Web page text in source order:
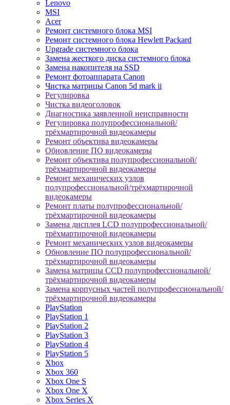
Lenovo
MSI
Acer
Ремонт системного блока MSI
Ремонт системного блока Hewlett Packard
Upgrade системного блока
Замена жесткого диска системного блока
Замена накопителя на SSD
Ремонт фотоаппарата Canon
Чистка матрицы Canon 5d mark ii
Регулировка
Чистка видеоголовок
Диагностика заявленной неисправности
Регулировка полупрофессиональной/
трёхмартирочной видеокамеры
Ремонт объектива видеокамеры
Обновление ПО видеокамеры
Ремонт объектива полупрофессиональной/
трёхмартирочной видеокамеры
Ремонт механических узлов
полупрофессиональной/трёхмартирочной
видеокамеры
Ремонт платы полупрофессиональной/
трёхмартирочной видеокамеры
Замена дисплея LCD полупрофессиональной/
трёхмартирочной видеокамеры
Ремонт механических узлов видеокамеры
Обновление ПО полупрофессиональной/
трёхмартирочной видеокамеры
Замена матрицы CCD полупрофессиональной/
трёхмартирочной видеокамеры
Замена корпусных частей полупрофессиональной/
трёхмартирочной видеокамеры
PlayStation
PlayStation 1
PlayStation 2
PlayStation 3
PlayStation 4
PlayStation 5
Xbox
Xbox 360
Xbox One S
Xbox One X
Xbox Series X